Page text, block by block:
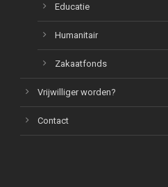
Educatie
Humanitair
Zakaatfonds
Vrijwilliger worden?
Contact